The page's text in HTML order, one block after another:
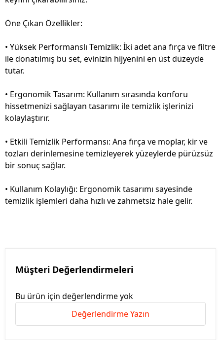
Öne Çıkan Özellikler:
• Yüksek Performanslı Temizlik: İki adet ana fırça ve filtre
ile donatılmış bu set, evinizin hijyenini en üst düzeyde
tutar.
• Ergonomik Tasarım: Kullanım sırasında konforu
hissetmenizi sağlayan tasarımı ile temizlik işlerinizi
kolaylaştırır.
• Etkili Temizlik Performansı: Ana fırça ve moplar, kir ve
tozları derinlemesine temizleyerek yüzeylerde pürüzsüz
bir sonuç sağlar.
• Kullanım Kolaylığı: Ergonomik tasarımı sayesinde
temizlik işlemleri daha hızlı ve zahmetsiz hale gelir.
Müşteri Değerlendirmeleri
Bu ürün için değerlendirme yok
Değerlendirme Yazın